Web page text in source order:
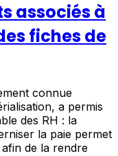
associés à
fiches de
connue
a permis
des RH : la
la paie permet
de la rendre